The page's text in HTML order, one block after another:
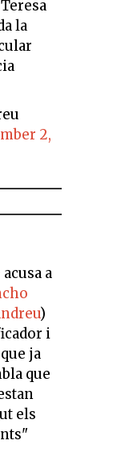
la
2,
acusa a
)
i
ja
que
els